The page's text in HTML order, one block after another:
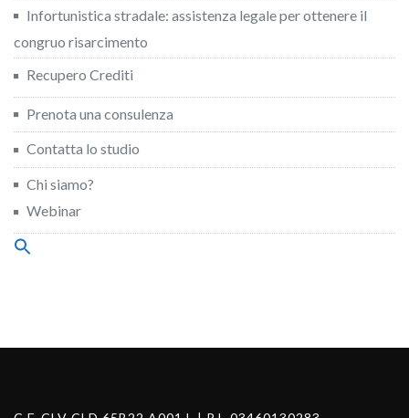
Infortunistica stradale: assistenza legale per ottenere il
congruo risarcimento
Recupero Crediti
Prenota una consulenza
Contatta lo studio
Chi siamo?
Webinar
Search